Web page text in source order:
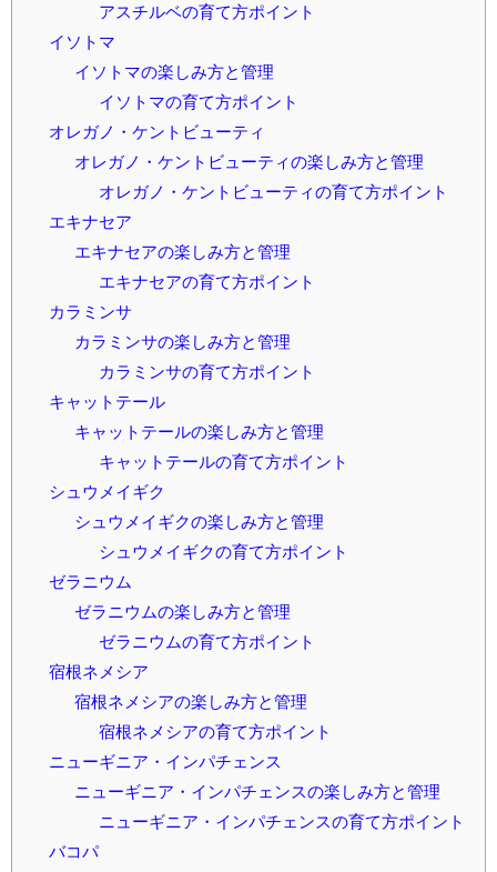
アスチルベの育て方ポイント
イソトマ
イソトマの楽しみ方と管理
イソトマの育て方ポイント
オレガノ・ケントビューティ
オレガノ・ケントビューティの楽しみ方と管理
オレガノ・ケントビューティの育て方ポイント
エキナセア
エキナセアの楽しみ方と管理
エキナセアの育て方ポイント
カラミンサ
カラミンサの楽しみ方と管理
カラミンサの育て方ポイント
キャットテール
キャットテールの楽しみ方と管理
キャットテールの育て方ポイント
シュウメイギク
シュウメイギクの楽しみ方と管理
シュウメイギクの育て方ポイント
ゼラニウム
ゼラニウムの楽しみ方と管理
ゼラニウムの育て方ポイント
宿根ネメシア
宿根ネメシアの楽しみ方と管理
宿根ネメシアの育て方ポイント
ニューギニア・インパチェンス
ニューギニア・インパチェンスの楽しみ方と管理
ニューギニア・インパチェンスの育て方ポイント
バコパ